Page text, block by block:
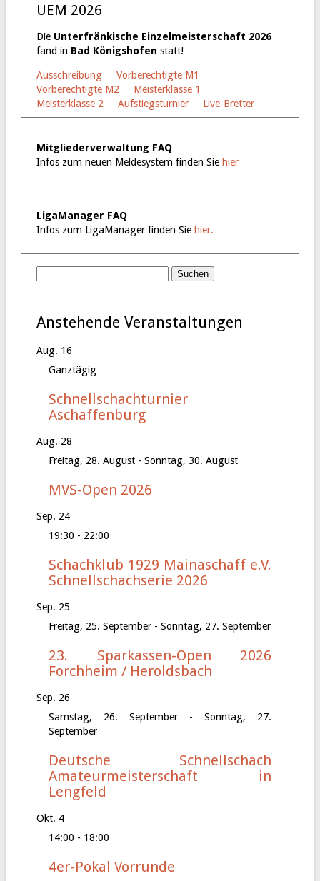
UEM 2026
Die Unterfränkische Einzelmeisterschaft 2026
fand in Bad Königshofen statt!
Ausschreibung
Vorberechtigte M1
Vorberechtigte M2
Meisterklasse 1
Meisterklasse 2
Aufstiegsturnier Live-Bretter
Mitgliederverwaltung FAQ
Infos zum neuen Meldesystem finden Siehier
LigaManager FAQ
Infos zum LigaManager finden Sie hier.
Anstehende Veranstaltungen
Aug. 16
Ganztägig
Schnellschachturnier
Aschaffenburg
Aug. 28
Freitag, 28. August -Sonntag, 30. August
MVS-Open 2026
Sep. 24
19:30 - 22:00
Schachklub 1929 Mainaschaff e.V.
Schnellschachserie 2026
Sep. 25
Freitag, 25. September -Sonntag, 27. September
23. Sparkassen-Open 2026
Forchheim / Heroldsbach
Sep. 26
Samstag, 26. September - Sonntag, 27.
September
Deutsche Schnellschach
Amateurmeisterschaft in
Lengfeld
Okt. 4
14:00 - 18:00
4er-Pokal Vorrunde